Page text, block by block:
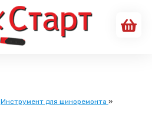
Инструмент для шиноремонта »